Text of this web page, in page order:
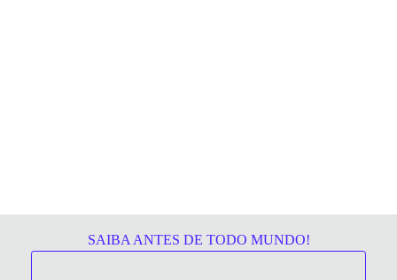
SAIBA ANTES DE TODO MUNDO!